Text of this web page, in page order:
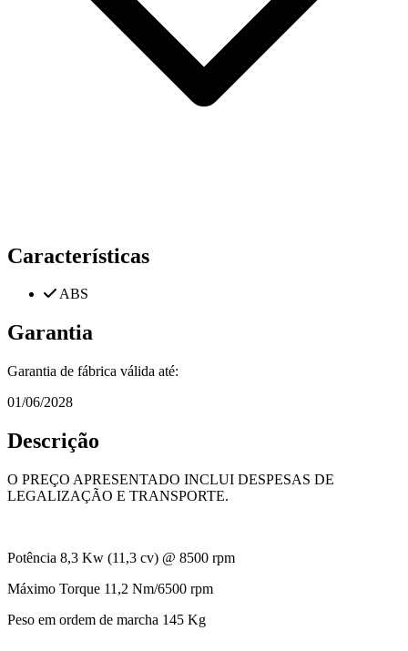
Características
ABS
Garantia
Garantia de fábrica válida até:
01/06/2028
Descrição
O PREÇO APRESENTADO INCLUI DESPESAS DE
LEGALIZAÇÃO E TRANSPORTE.
Potência 8,3 Kw (11,3 cv) @ 8500 rpm
Máximo Torque 11,2 Nm/6500 rpm
Peso em ordem de marcha 145 Kg